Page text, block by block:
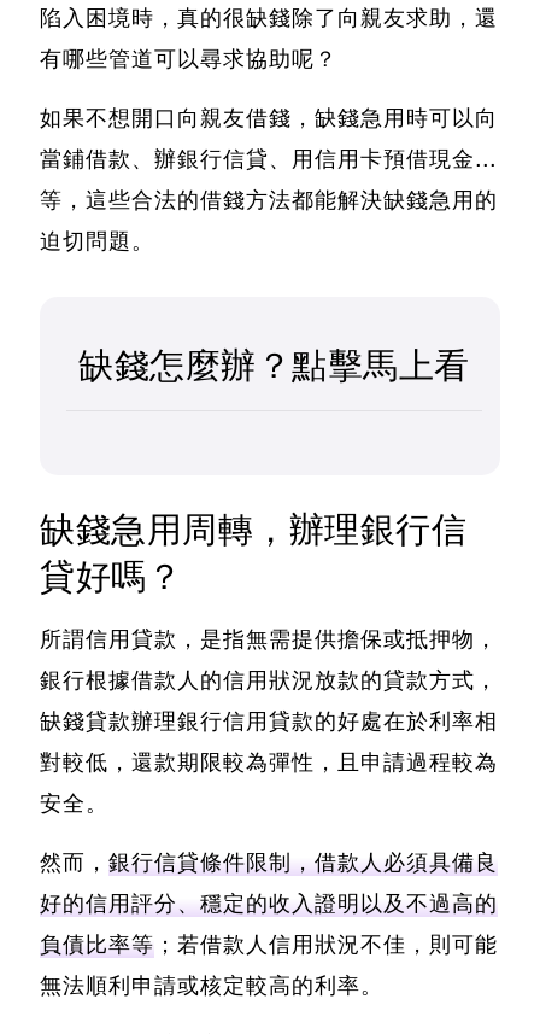
陷入困境時，真的很缺錢除了向親友求助，還
有哪些管道可以尋求協助呢？
如果不想開口向親友借錢，缺錢急用時可以向
當鋪借款、辦銀行信貸、用信用卡預借現金...
等 ，這些合法的借錢方法都能解決缺錢急用的
迫切問題。
缺錢怎麼辦？點擊馬上看
缺錢急用周轉，辦理銀行信
貸好嗎？
所謂信用貸款，是指無需提供擔保或抵押物，
銀行根據借款人的信用狀況放款的貸款方式，
缺錢貸款辦理銀行信用貸款的好處在於利率相
對較低，還款期限較為彈性 ，且申請過程較為
安全。
然而， 銀行信貸條件限制，借款人必須具備良
好的信用評分、穩定的收入證明以及不過高的
負債比率等 ；若借款人信用狀況不佳，則可能
無法順利申請或核定較高的利率。